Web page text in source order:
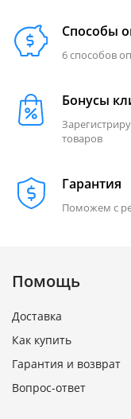
Способы
6 способов
Бонусы
товаров
Гарантия
Поможем с
Помощь
Доставка
Как купить
Гарантия и возврат
Вопрос-ответ